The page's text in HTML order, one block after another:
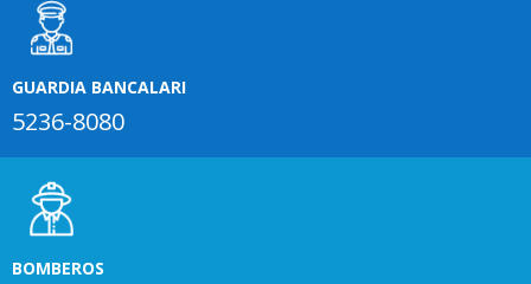
GUARDIA BANCALARI
5236-8080
BOMBEROS